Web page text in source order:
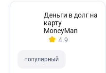
Деньги в долг на
карту
MoneyMan
4.9
популярный